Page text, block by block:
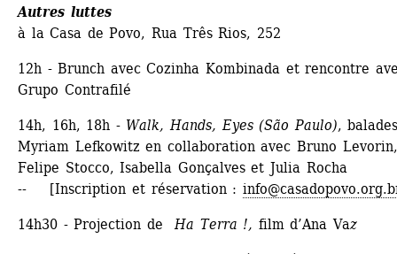
Autres luttes
à la Casa de Povo, Rua Três Rios, 252
12h - Brunch avec Cozinha Kombinada et rencontre
Grupo Contrafilé
14h, 16h, 18h - Walk, Hands, Eyes (São Paulo),
Myriam Lefkowitz en collaboration avec Bruno Levorin,
Felipe Stocco, Isabella Gonçalves et Julia Rocha
-- [Inscription et réservation :
14h30 - Projection de Ha Terra !, film d’Ana Vaz